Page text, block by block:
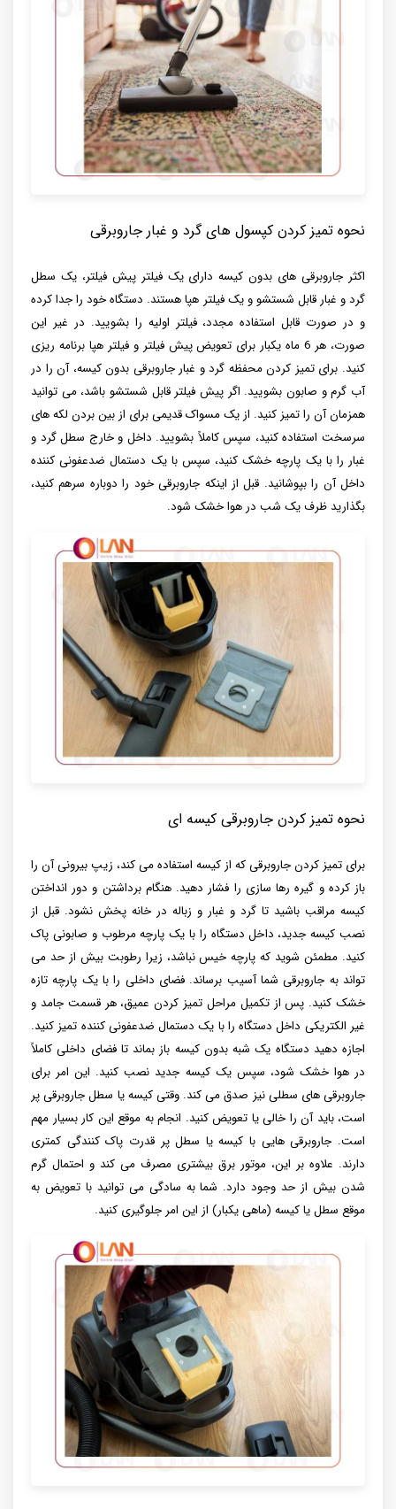
نحوه تمیز کردن کپسول های گرد و غبار جاروبرقی
اکثر جاروبرقی های بدون کیسه دارای یک فیلتر پیش فیلتر، یک سطل
گرد و غبار قابل شستشو و یک فیلتر هپا هستند. دستگاه خود را جدا کرده
و در صورت قابل استفاده مجدد، فیلتر اولیه را بشویید. در غیر این
صورت، هر 6 ماه یکبار برای تعویض پیش فیلتر و فیلتر هپا برنامه ریزی
کنید. برای تمیز کردن محفظه گرد و غبار جاروبرقی بدون کیسه، آن را در
آب گرم و صابون بشویید. اگر پیش فیلتر قابل شستشو باشد، می توانید
همزمان آن را تمیز کنید. از یک مسواک قدیمی برای از بین بردن لکه های
سرسخت استفاده کنید، سپس کاملاً بشویید. داخل و خارج سطل گرد و
غبار را با یک پارچه خشک کنید، سپس با یک دستمال ضدعفونی کننده
داخل آن را بپوشانید. قبل از اینکه جاروبرقی خود را دوباره سرهم کنید،
بگذارید ظرف یک شب در هوا خشک شود.
نحوه تمیز کردن جاروبرقی کیسه ای
برای تمیز کردن جاروبرقی که از کیسه استفاده می کند، زیپ بیرونی آن را
باز کرده و گیره رها سازی را فشار دهید. هنگام برداشتن و دور انداختن
کیسه مراقب باشید تا گرد و غبار و زباله در خانه پخش نشود. قبل از
نصب کیسه جدید، داخل دستگاه را با یک پارچه مرطوب و صابونی پاک
کنید. مطمئن شوید که پارچه خیس نباشد، زیرا رطوبت بیش از حد می
تواند به جاروبرقی شما آسیب برساند. فضای داخلی را با یک پارچه تازه
خشک کنید. پس از تکمیل مراحل تمیز کردن عمیق، هر قسمت جامد و
غیر الکتریکی داخل دستگاه را با یک دستمال ضدعفونی کننده تمیز کنید.
اجازه دهید دستگاه یک شبه بدون کیسه باز بماند تا فضای داخلی کاملاً
در هوا خشک شود، سپس یک کیسه جدید نصب کنید. این امر برای
جاروبرقی های سطلی نیز صدق می کند. وقتی کیسه یا سطل جاروبرقی پر
است، باید آن را خالی یا تعویض کنید. انجام به موقع این کار بسیار مهم
است. جاروبرقی هایی با کیسه یا سطل پر قدرت پاک کنندگی کمتری
دارند. علاوه بر این، موتور برق بیشتری مصرف می کند و احتمال گرم
شدن بیش از حد وجود دارد. شما به سادگی می توانید با تعویض به
موقع سطل یا کیسه (ماهی یکبار) از این امر جلوگیری کنید.